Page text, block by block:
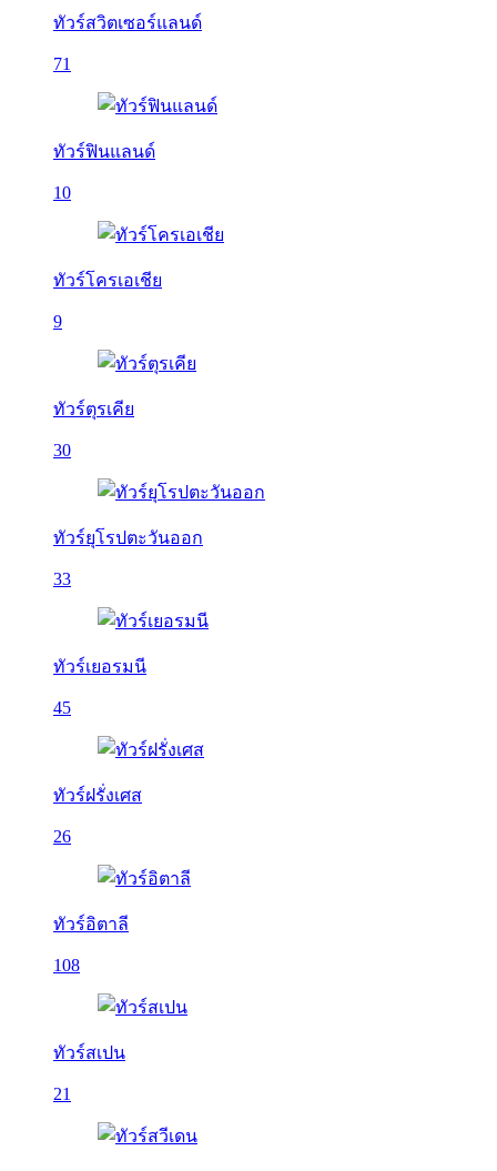
ทัวร์สวิตเซอร์แลนด์
71
ทัวร์ฟินแลนด์
10
ทัวร์โครเอเชีย
9
ทัวร์ตุรเคีย
30
ทัวร์ยุโรปตะวันออก
33
ทัวร์เยอรมนี
45
ทัวร์ฝรั่งเศส
26
ทัวร์อิตาลี
108
ทัวร์สเปน
21